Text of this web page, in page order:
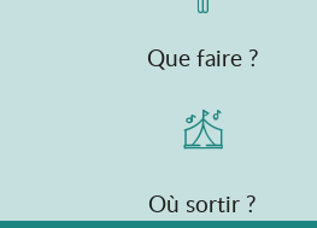
Que faire ?
Où sortir ?